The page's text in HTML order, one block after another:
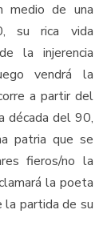
medio de una
su rica vida
la injerencia
vendrá la
a partir del
década del 90,
patria que se
fieros/no la
la poeta
la partida de su